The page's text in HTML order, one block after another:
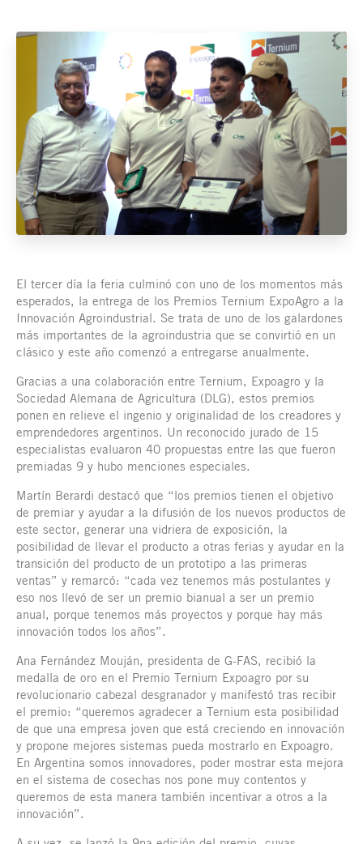
El tercer día la feria culminó con uno de los momentos más
esperados, la entrega de los Premios Ternium ExpoAgro a la
Innovación Agroindustrial. Se trata de uno de los galardones
más importantes de la agroindustria que se convirtió en un
clásico y este año comenzó a entregarse anualmente.
Gracias a una colaboración entre Ternium, Expoagro y la
Sociedad Alemana de Agricultura (DLG), estos premios
ponen en relieve el ingenio y originalidad de los creadores y
emprendedores argentinos. Un reconocido jurado de 15
especialistas evaluaron 40 propuestas entre las que fueron
premiadas 9 y hubo menciones especiales.
Martín Berardi destacó que “los premios tienen el objetivo
de premiar y ayudar a la difusión de los nuevos productos de
este sector, generar una vidriera de exposición, la
posibilidad de llevar el producto a otras ferias y ayudar en la
transición del producto de un prototipo a las primeras
ventas” y remarcó: “cada vez tenemos más postulantes y
eso nos llevó de ser un premio bianual a ser un premio
anual, porque tenemos más proyectos y porque hay más
innovación todos los años”.
Ana Fernández Mouján, presidenta de G-FAS, recibió la
medalla de oro en el Premio Ternium Expoagro por su
revolucionario cabezal desgranador y manifestó tras recibir
el premio: “queremos agradecer a Ternium esta posibilidad
de que una empresa joven que está creciendo en innovación
y propone mejores sistemas pueda mostrarlo en Expoagro.
En Argentina somos innovadores, poder mostrar esta mejora
en el sistema de cosechas nos pone muy contentos y
queremos de esta manera también incentivar a otros a la
innovación”.